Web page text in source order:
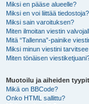
Miksi en pääse alueelle?
Miksi en voi liittää tiedostoja?
Miksi sain varoituksen?
Miten ilmoitan viestin
Mitä “Tallenna”-painike
Miksi minun viestini
Miten tönäisen
Muotoilu ja aiheiden tyypit
Mikä on BBCode?
Onko HTML sallittu?